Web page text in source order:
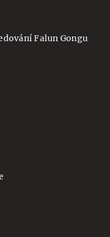
Falun Gongu